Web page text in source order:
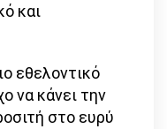
και
εθελοντικό
να κάνει την
στο ευρύ